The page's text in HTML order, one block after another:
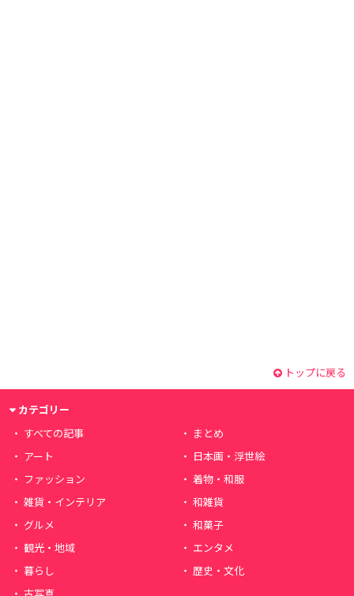
トップに戻る
カテゴリー
すべての記事
まとめ
アート
日本画・浮世絵
ファッション
着物・和服
雑貨・インテリア
和雑貨
グルメ
和菓子
観光・地域
エンタメ
暮らし
歴史・文化